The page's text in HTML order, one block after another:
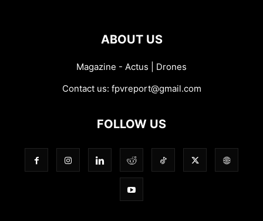
ABOUT US
Magazine - Actus | Drones
Contact us: fpvreport@gmail.com
FOLLOW US